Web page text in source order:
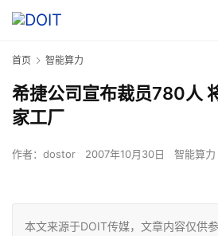
首页 智能算力
希捷公司宣布裁员780人
家工厂
作者： dostor 2007年10月30日 智能算力
本文来源于DOIT传媒，文章内容仅供